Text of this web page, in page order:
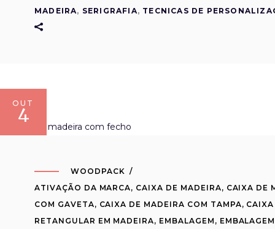
MADEIRA, SERIGRAFIA, TECNICAS DE
OUT
4
WOODPACK
ATIVAÇÃO DA MARCA, CAIXA DE MADEIRA, CAIXA DE
COM GAVETA, CAIXA DE MADEIRA COM TAMPA,
RETANGULAR EM MADEIRA, EMBALAGEM ,